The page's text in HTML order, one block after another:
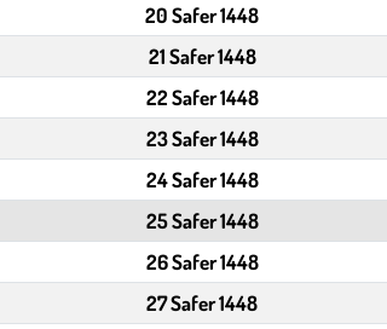
20 Safer 1448
21 Safer 1448
22 Safer 1448
23 Safer 1448
24 Safer 1448
25 Safer 1448
26 Safer 1448
27 Safer 1448